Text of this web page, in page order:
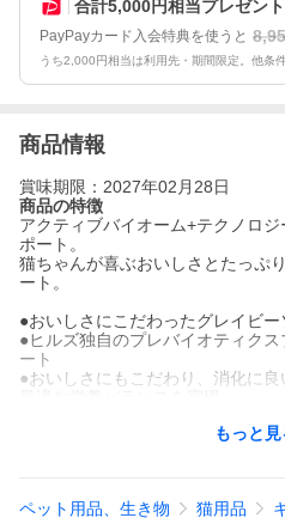
合計5,000円相当プレゼント
PayPayカード入会特典を使うと
うち2,000円相当は利用先・期間限定。他条
商品情報
賞味期限：2027年02月28日
商品の特徴
アクティブバイオーム+テクノロ
ポート。
猫ちゃんが喜ぶおいしさとたっぷ
ート。
●おいしさにこだわったグレイビ
●ヒルズ独自のプレバイオティク
ート
●おいしさにもこだわり、消化に良
もっと見
ペット用品、生き物 猫用品